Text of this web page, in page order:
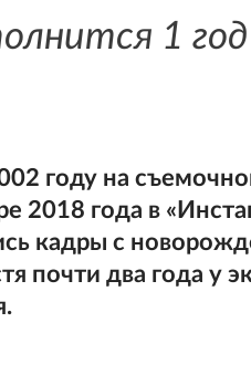
1
году на
2018 года в
кадры с
почти два года у